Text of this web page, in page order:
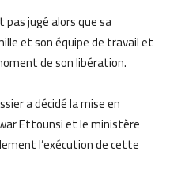
jugé alors que sa
et son équipe de travail et
de son libération.
a décidé la mise en
Ettounsi et le ministère
l’exécution de cette